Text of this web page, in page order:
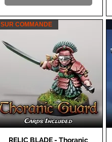
SUR COMMANDE
RELIC BLADE - Thoranic